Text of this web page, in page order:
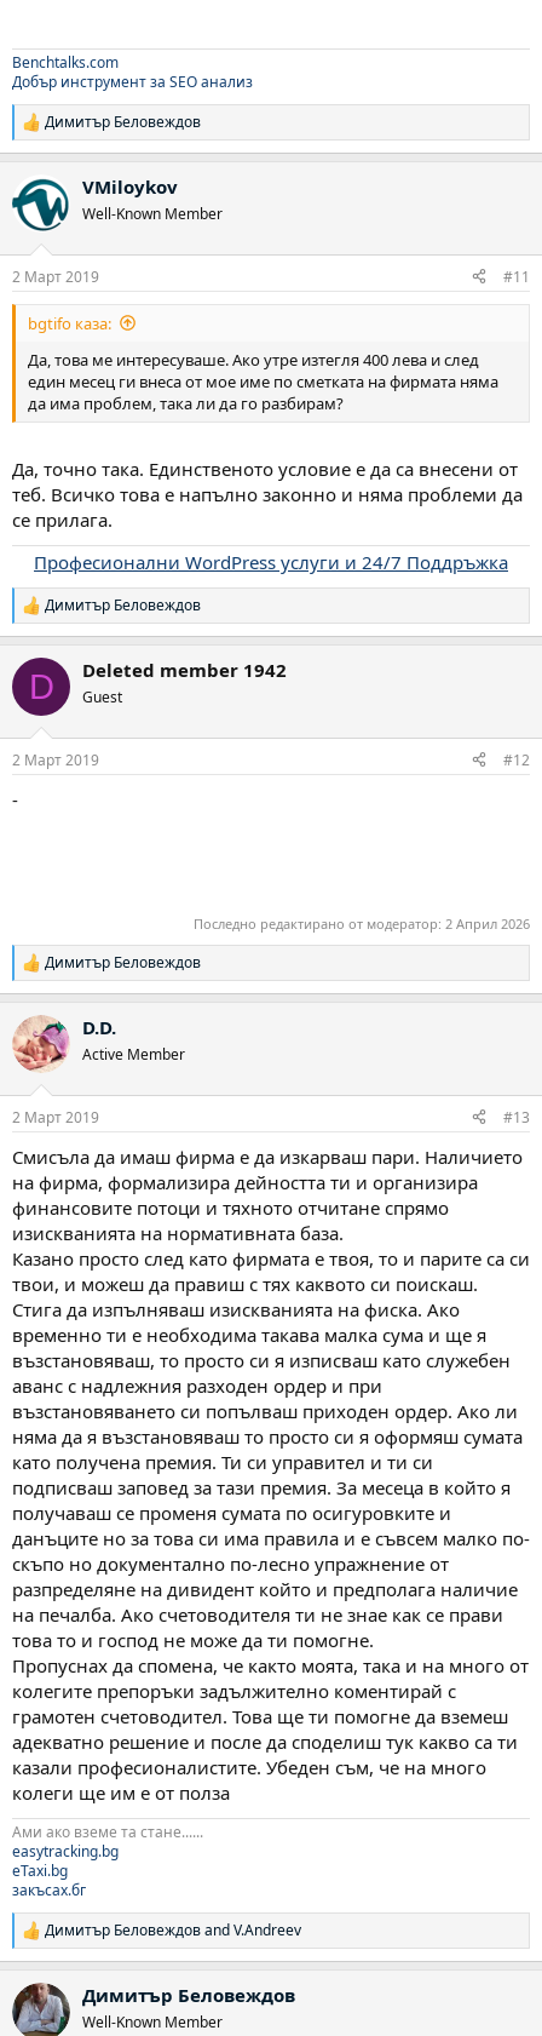
Benchtalks.com
Добър инструмент за SEO анализ
Р
е
к
ц
и
Димитър Беловеждов
VMiloykov
Well-Known Member
2 Март 2019 #11
bgtifo каза:
Да, това ме интересуваше. Ако утре изтегля 400 лева и след
един месец ги внеса от мое име по сметката на фирмата няма
да има проблем, така ли да го разбирам?
Да, точно така. Единственото условие е да са внесени от
теб. Всичко това е напълно законно и няма проблеми да
се прилага.
Професионални WordPress услуги и 24/7 Поддръжка
Р
е
к
и
Димитър Беловеждов
D Deleted member 1942
Guest
2 Март 2019 #12
-
Последно редактирано от модератор: 2 Април 2026
Р
е
к
ц
и
Димитър Беловеждов
D.D.
Active Member
2 Март 2019 #13
Смисъла да имаш фирма е да изкарваш пари. Наличието
на фирма, формализира дейността ти и организира
финансовите потоци и тяхното отчитане спрямо
изискванията на нормативната база.
Казано просто след като фирмата е твоя, то и парите са си
твои, и можеш да правиш с тях каквото си поискаш.
Стига да изпълняваш изискванията на фиска. Ако
временно ти е необходима такава малка сума и ще я
възстановяваш, то просто си я изписваш като служебен
аванс с надлежния разходен ордер и при
възстановяването си попълваш приходен ордер. Ако ли
няма да я възстановяваш то просто си я оформяш сумата
като получена премия. Ти си управител и ти си
подписваш заповед за тази премия. За месеца в който я
получаваш се променя сумата по осигуровките и
данъците но за това си има правила и е съвсем малко по-
скъпо но документално по-лесно упражнение от
разпределяне на дивидент който и предполага наличие
на печалба. Ако счетоводителя ти не знае как се прави
това то и господ не може да ти помогне.
Пропуснах да спомена, че както моята, така и на много от
колегите препоръки задължително коментирай с
грамотен счетоводител. Това ще ти помогне да вземеш
адекватно решение и после да споделиш тук какво са ти
казали професионалистите. Убеден съм, че на много
колеги ще им е от полза
Ами ако вземе та стане......
easytracking.bg
eTaxi.bg
закъсах.бг
Р
е
к
ц
Димитър БеловеждовandV.Andreev
Димитър Беловеждов
Well-Known Member